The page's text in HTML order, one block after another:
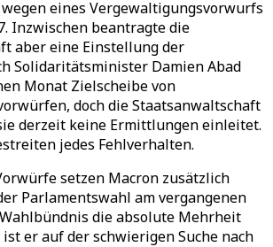
eines Vergewaltigungsvorwurfs
Inzwischen beantragte die
aber eine Einstellung der
Solidaritätsminister Damien Abad
Monat Zielscheibe von
doch die Staatsanwaltschaft
derzeit keine Ermittlungen einleitet.
jedes Fehlverhalten.
setzen Macron zusätzlich
Parlamentswahl am vergangenen
die absolute Mehrheit
er auf der schwierigen Suche nach